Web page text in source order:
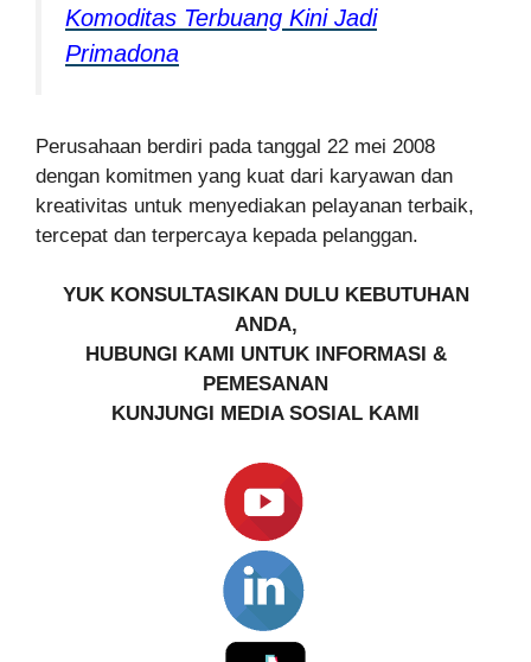
Komoditas Terbuang Kini Jadi
Primadona
Perusahaan berdiri pada tanggal 22 mei 2008
dengan komitmen yang kuat dari karyawan dan
kreativitas untuk menyediakan pelayanan terbaik,
tercepat dan terpercaya kepada pelanggan.
YUK KONSULTASIKAN DULU KEBUTUHAN
ANDA,
HUBUNGI KAMI UNTUK INFORMASI &
PEMESANAN
KUNJUNGI MEDIA SOSIAL KAMI